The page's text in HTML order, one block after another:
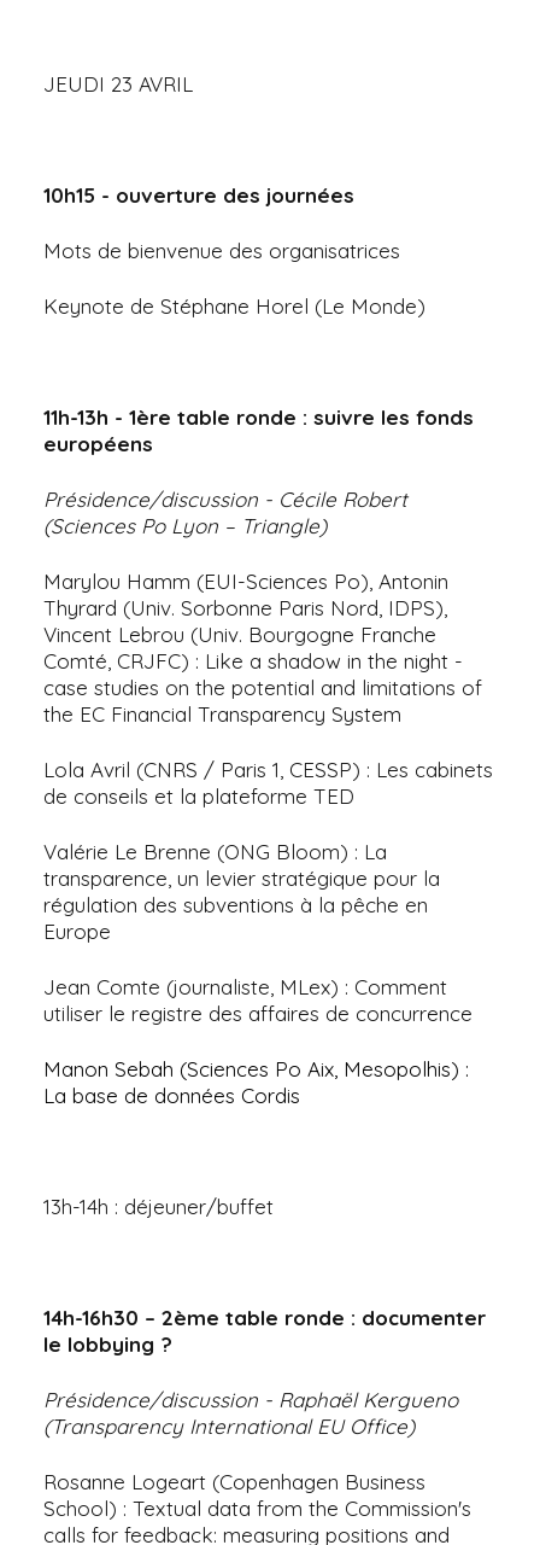
JEUDI 23 AVRIL
10h15 - ouverture des journées
Mots de bienvenue des organisatrices
Keynote de Stéphane Horel (Le Monde)
11h-13h - 1ère table ronde : suivre les fonds
européens
Présidence/discussion - Cécile Robert
(Sciences Po Lyon – Triangle)
Marylou Hamm (EUI-Sciences Po), Antonin
Thyrard (Univ. Sorbonne Paris Nord, IDPS),
Vincent Lebrou (Univ. Bourgogne Franche
Comté, CRJFC) : Like a shadow in the night -
case studies on the potential and limitations of
the EC Financial Transparency System
Lola Avril (CNRS / Paris 1, CESSP) : Les cabinets
de conseils et la plateforme TED
Valérie Le Brenne (ONG Bloom) : La
transparence, un levier stratégique pour la
régulation des subventions à la pêche en
Europe
Jean Comte (journaliste, MLex) : Comment
utiliser le registre des affaires de concurrence
Manon Sebah (Sciences Po Aix, Mesopolhis) :
La base de données Cordis
13h-14h : déjeuner/buffet
14h-16h30 – 2ème table ronde : documenter
le lobbying ?
Présidence/discussion - Raphaël Kergueno
(Transparency International EU Office)
Rosanne Logeart (Copenhagen Business
School) : Textual data from the Commission's
calls for feedback: measuring positions and